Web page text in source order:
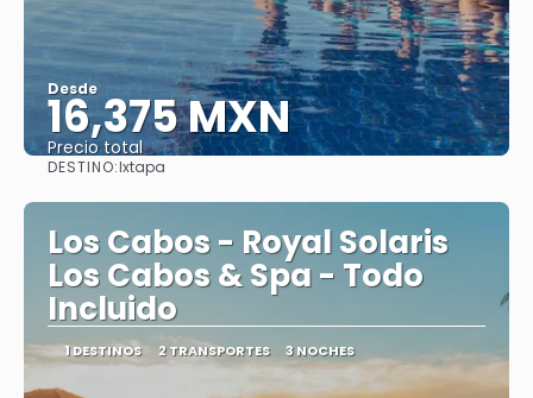
Desde
16,375 MXN
Precio total
DESTINO:Ixtapa
Los Cabos - Royal Solaris
Los Cabos & Spa - Todo
Incluido
1 DESTINOS 2 TRANSPORTES 3 NOCHES